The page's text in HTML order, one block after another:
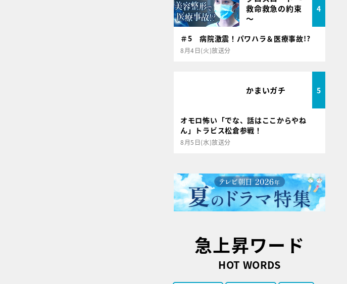
救命救急の約束
～
4
＃5 病院激震！パワハラ＆医療事故!?
8月4日(火)放送分
かまいガチ 5
オモロ怖い「でな、話はここからやね
ん」トラビス松倉参戦！
8月5日(水)放送分
急上昇ワード
HOT WORDS